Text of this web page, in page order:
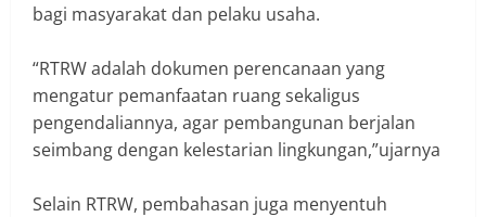
bagi masyarakat dan pelaku usaha.
‎“RTRW adalah dokumen perencanaan yang
mengatur pemanfaatan ruang sekaligus
pengendaliannya, agar pembangunan berjalan
seimbang dengan kelestarian lingkungan,”ujarnya
‎Selain RTRW, pembahasan juga menyentuh